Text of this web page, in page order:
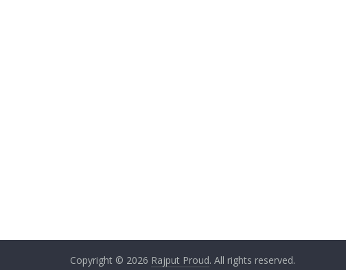
Copyright © 2026 Rajput Proud. All rights reserved.